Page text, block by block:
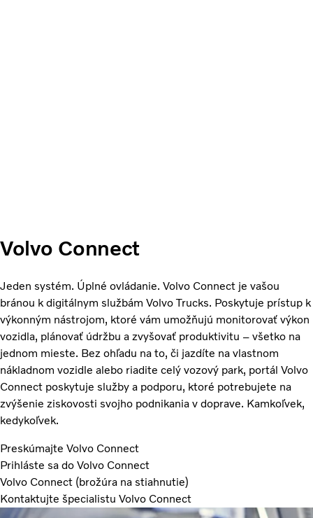
Volvo Connect
Jeden systém. Úplné ovládanie. Volvo Connect je vašou
bránou k digitálnym službám Volvo Trucks. Poskytuje prístup k
výkonným nástrojom, ktoré vám umožňujú monitorovať výkon
vozidla, plánovať údržbu a zvyšovať produktivitu – všetko na
jednom mieste. Bez ohľadu na to, či jazdíte na vlastnom
nákladnom vozidle alebo riadite celý vozový park, portál Volvo
Connect poskytuje služby a podporu, ktoré potrebujete na
zvýšenie ziskovosti svojho podnikania v doprave. Kamkoľvek,
kedykoľvek.
Preskúmajte Volvo Connect
Prihláste sa do Volvo Connect
Volvo Connect (brožúra na stiahnutie)
Kontaktujte špecialistu Volvo Connect